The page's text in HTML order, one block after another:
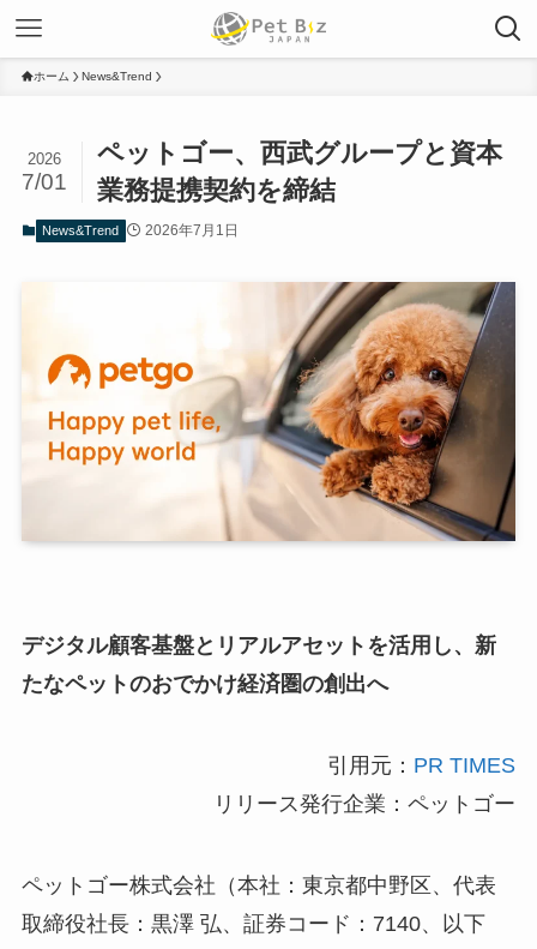
ホーム News&Trend
ペットゴー、西武グループと資本
業務提携契約を締結
2026
7/01
News&Trend 2026年7月1日
デジタル顧客基盤とリアルアセットを活用し、新
たなペットのおでかけ経済圏の創出へ
引用元： PR TIMES
リリース発行企業：ペットゴー
ペットゴー株式会社（本社：東京都中野区、代表
取締役社長：黒澤 弘、証券コード：7140、以下